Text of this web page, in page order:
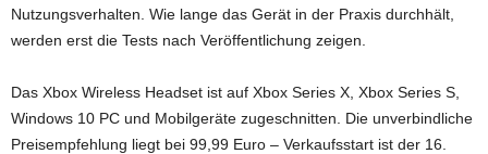
Nutzungsverhalten. Wie lange das Gerät in der Praxis durchhält,
werden erst die Tests nach Veröffentlichung zeigen.
Das Xbox Wireless Headset ist auf Xbox Series X, Xbox Series S,
Windows 10 PC und Mobilgeräte zugeschnitten. Die unverbindliche
Preisempfehlung liegt bei 99,99 Euro – Verkaufsstart ist der 16.